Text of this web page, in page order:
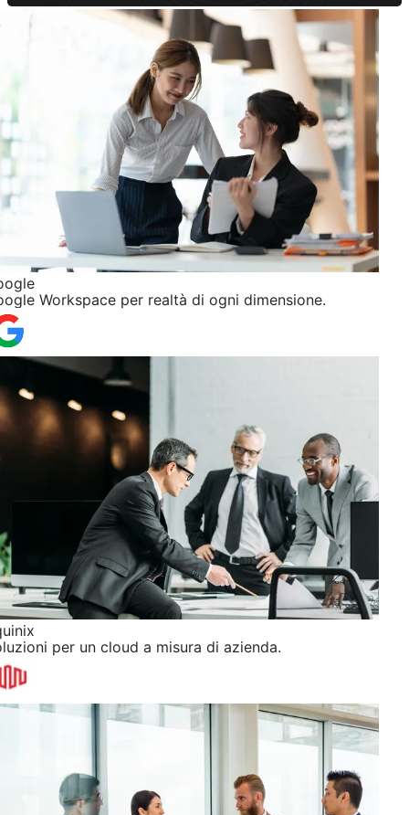
Workspace per realtà di ogni dimensione.
per un cloud a misura di azienda.